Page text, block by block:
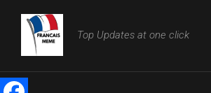
content
Top Updates at one click